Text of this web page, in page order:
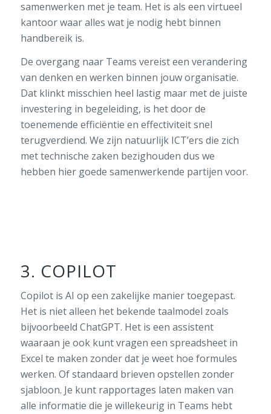
samenwerken met je team. Het is als een virtueel
kantoor waar alles wat je nodig hebt binnen
handbereik is.
De overgang naar Teams vereist een verandering
van denken en werken binnen jouw organisatie.
Dat klinkt misschien heel lastig maar met de juiste
investering in begeleiding, is het door de
toenemende efficiëntie en effectiviteit snel
terugverdiend. We zijn natuurlijk ICT’ers die zich
met technische zaken bezighouden dus we
hebben hier goede samenwerkende partijen voor.
3. COPILOT
Copilot is AI op een zakelijke manier toegepast.
Het is niet alleen het bekende taalmodel zoals
bijvoorbeeld ChatGPT. Het is een assistent
waaraan je ook kunt vragen een spreadsheet in
Excel te maken zonder dat je weet hoe formules
werken. Of standaard brieven opstellen zonder
sjabloon. Je kunt rapportages laten maken van
alle informatie die je willekeurig in Teams hebt